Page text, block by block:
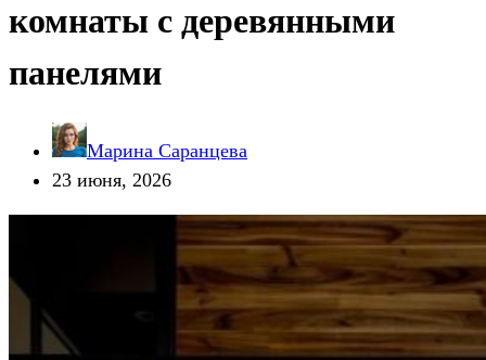
комнаты с деревянными
панелями
Марина Саранцева
23 июня, 2026